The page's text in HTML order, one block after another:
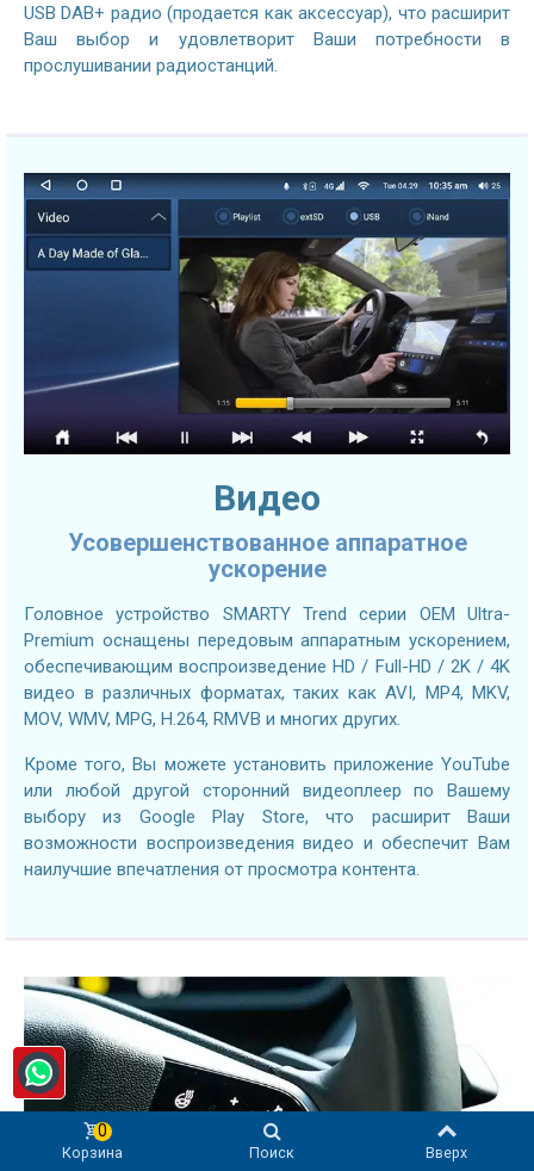
USB DAB+ радио (продается как аксессуар), что расширит
Ваш выбор и удовлетворит Ваши потребности в
прослушивании радиостанций.
Видео
Усовершенствованное аппаратное
ускорение
Головное устройство SMARTY Trend серии OEM Ultra-
Premium оснащены передовым аппаратным ускорением,
обеспечивающим воспроизведение HD / Full-HD / 2K / 4K
видео в различных форматах, таких как AVI, MP4, MKV,
MOV, WMV, MPG, H.264, RMVB и многих других.
Кроме того, Вы можете установить приложение YouTube
или любой другой сторонний видеоплеер по Вашему
выбору из Google Play Store, что расширит Ваши
возможности воспроизведения видео и обеспечит Вам
наилучшие впечатления от просмотра контента.
Корзина
0
Поиск Вверх